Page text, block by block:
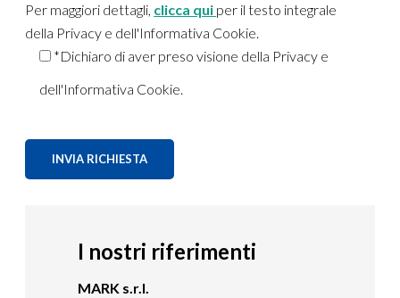
Per maggiori dettagli, clicca qui per il testo integrale
della Privacy e dell'Informativa Cookie.
*Dichiaro di aver preso visione della Privacy e
dell'Informativa Cookie.
I nostri riferimenti
MARK s.r.l.